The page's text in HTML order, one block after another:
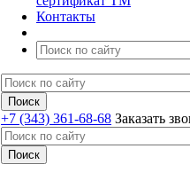
Контакты
+7 (343) 361-68-68 Заказать